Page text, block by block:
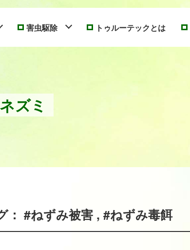
害虫駆除 トゥルーテックとは
ズミ
： #ねずみ被害 , #ねずみ毒餌